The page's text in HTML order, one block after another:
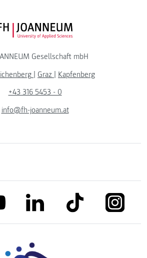
FH JOANNEUM Logo
Gesellschaft mbH
| Graz | Kapfenberg
+43 316 5453 - 0
info@fh-joanneum.at
link to youtubelink to linkedinlink to tiktok link to